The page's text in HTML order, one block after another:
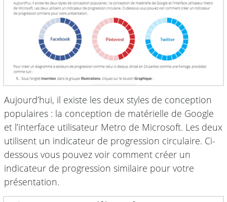
Aujourd’hui, il existe les deux styles de conception
populaires : la conception de matérielle de Google
et l’interface utilisateur Metro de Microsoft. Les deux
utilisent un indicateur de progression circulaire. Ci-
dessous vous pouvez voir comment créer un
indicateur de progression similaire pour votre
présentation.